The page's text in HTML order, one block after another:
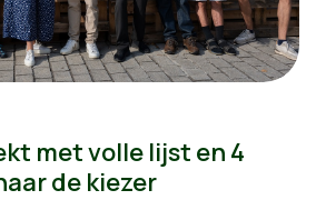
met volle lijst en 4
de kiezer